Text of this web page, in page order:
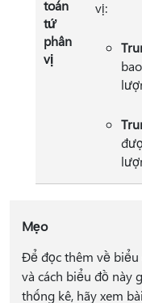
toán
tứ
phân
vị
vị:
Mẹo
Để đọc thêm về
và cách biểu đồ này
thống kê, hãy xem